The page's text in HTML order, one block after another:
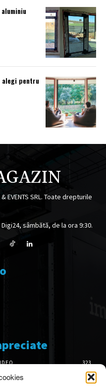
alegi pentru
& EVENTS SRL. Toate drepturile
sâmbătă, de la ora 9:30.
323
126